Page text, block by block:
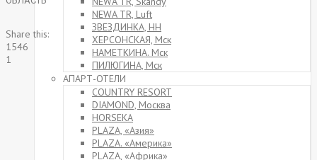
NEWA TR, Luft
ЗВЕЗДИНКА, НН
ХЕРСОНСКАЯ, Мск
НАМЕТКИНА. Мск
ПИЛЮГИНА, Мск
АПАРТ-ОТЕЛИ
COUNTRY RESORT
DIAMOND, Москва
HORSEKA
PLAZA, «Азия»
PLAZA. «Америка»
PLAZA, «Африка»
Share this:
1546
1